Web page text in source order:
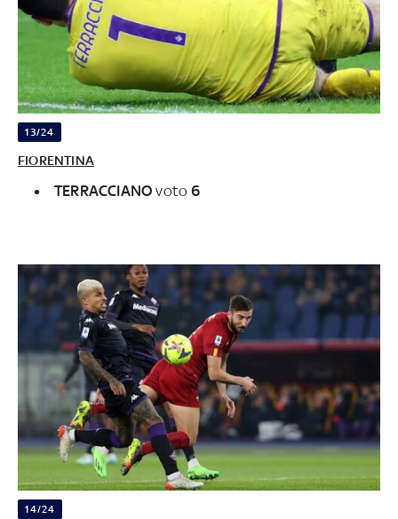
13/24
FIORENTINA
TERRACCIANO voto6
14/24